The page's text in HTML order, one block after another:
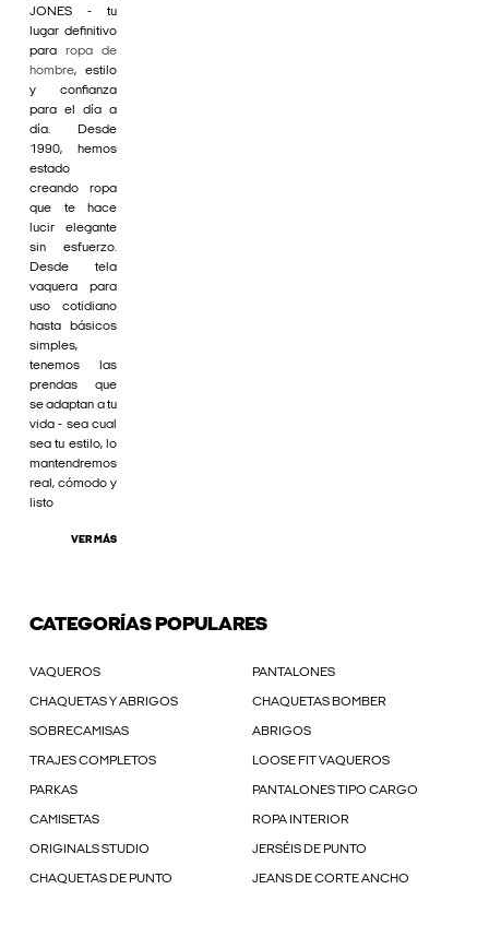
JONES - tu
lugar definitivo
para ropa de
hombre, estilo
y confianza
para el día a
día. Desde
1990, hemos
estado
creando ropa
que te hace
lucir elegante
sin esfuerzo.
Desde tela
vaquera para
uso cotidiano
hasta básicos
simples,
tenemos las
prendas que
se adaptan a tu
vida - sea cual
sea tu estilo, lo
mantendremos
real, cómodo y
listo
VER MÁS
CATEGORÍAS POPULARES
VAQUEROS PANTALONES
CHAQUETAS Y ABRIGOS CHAQUETAS BOMBER
SOBRECAMISAS ABRIGOS
TRAJES COMPLETOS LOOSE FIT VAQUEROS
PARKAS PANTALONES TIPO CARGO
CAMISETAS ROPA INTERIOR
ORIGINALS STUDIO JERSÉIS DE PUNTO
CHAQUETAS DE PUNTO JEANS DE CORTE ANCHO